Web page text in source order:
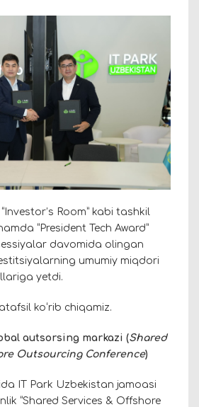
Room” kabi tashkil
“President Tech Award”
davomida olingan
umumiy miqdori
yetdi.
koʻrib chiqamiz.
autsorsing markazi (Shared
Outsourcing Conference)
IT Park Uzbekistan jamoasi
“Shared Services & Offshore